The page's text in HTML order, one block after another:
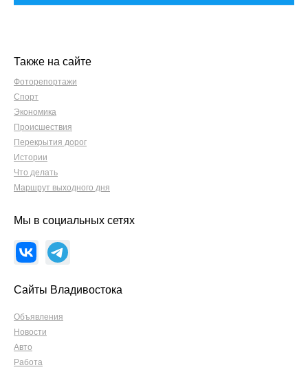
Также на сайте
Фоторепортажи
Спорт
Экономика
Происшествия
Перекрытия дорог
Истории
Что делать
Маршрут выходного дня
Мы в социальных сетях
Сайты Владивостока
Объявления
Новости
Авто
Работа